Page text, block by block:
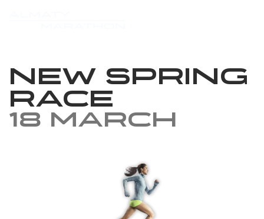
New Spring
Race
18 March